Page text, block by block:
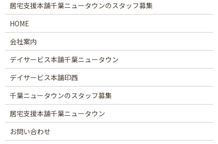
居宅支援本舗千葉ニュータウンのスタッフ募集
HOME
会社案内
デイサービス本舗千葉ニュータウン
デイサービス本舗印西
千葉ニュータウンのスタッフ募集
居宅支援本舗千葉ニュータウン
お問い合わせ